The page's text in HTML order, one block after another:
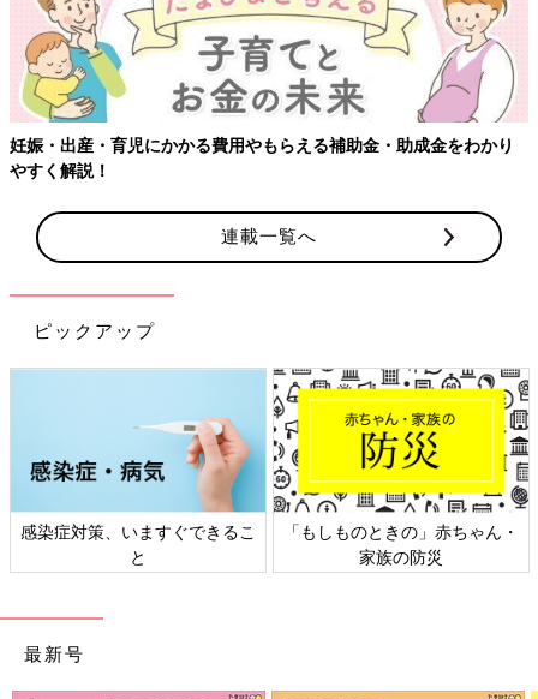
連載一覧へ
ピックアップ
日本外来小児科学会リーフレッ
ト検討会
六星占術 細木かおりさんの人生
相談
最新号